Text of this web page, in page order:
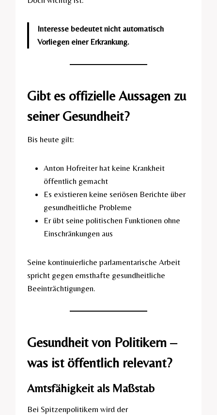
Interesse bedeutet nicht automatisch
Vorliegen einer Erkrankung.
Gibt es offizielle Aussagen zu
seiner Gesundheit?
Bis heute gilt:
Anton Hofreiter hat keine Krankheit
öffentlich gemacht
Es existieren keine seriösen Berichte über
gesundheitliche Probleme
Er übt seine politischen Funktionen ohne
Einschränkungen aus
Seine kontinuierliche parlamentarische Arbeit
spricht gegen ernsthafte gesundheitliche
Beeinträchtigungen.
Gesundheit von Politikern –
was ist öffentlich relevant?
Amtsfähigkeit als Maßstab
Bei Spitzenpolitikern wird der